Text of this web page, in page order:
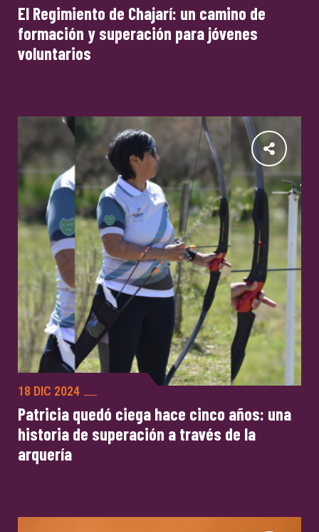
El Regimiento de Chajarí: un camino de
formación y superación para jóvenes
voluntarios
18 DIC 2024
Patricia quedó ciega hace cinco años: una
historia de superación a través de la
arquería